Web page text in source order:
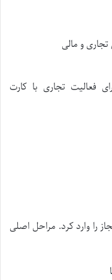
تجاری و مالی
فعالیت تجاری با کارت
را وارد کرد. مراحل اصلی